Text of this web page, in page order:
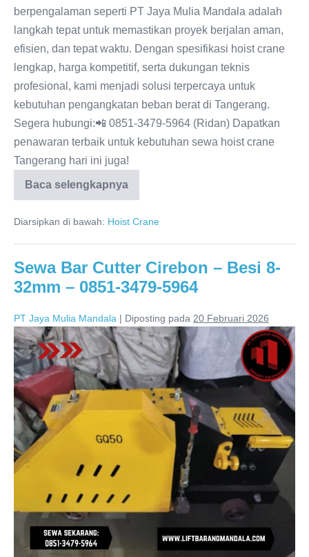
berpengalaman seperti PT Jaya Mulia Mandala adalah
langkah tepat untuk memastikan proyek berjalan aman,
efisien, dan tepat waktu. Dengan spesifikasi hoist crane
lengkap, harga kompetitif, serta dukungan teknis
profesional, kami menjadi solusi terpercaya untuk
kebutuhan pengangkatan beban berat di Tangerang.
Segera hubungi:📲 0851-3479-5964 (Ridan) Dapatkan
penawaran terbaik untuk kebutuhan sewa hoist crane
Tangerang hari ini juga!
Baca selengkapnya
Diarsipkan di bawah: Hoist Crane
Sewa Bar Cutter Cirebon – Besi 8-
32mm – 0851-3479-5964
PT Jaya Mulia Mandala | Diposting pada 20 Februari 2026